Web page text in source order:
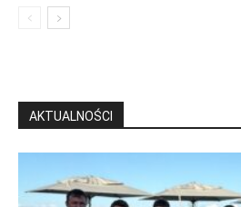
AKTUALNOŚCI